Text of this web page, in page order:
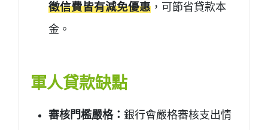
徵信費皆有減免優惠 ，可節省貸款本
金。
軍人貸款缺點
審核門檻嚴格： 銀行會嚴格審核支出情